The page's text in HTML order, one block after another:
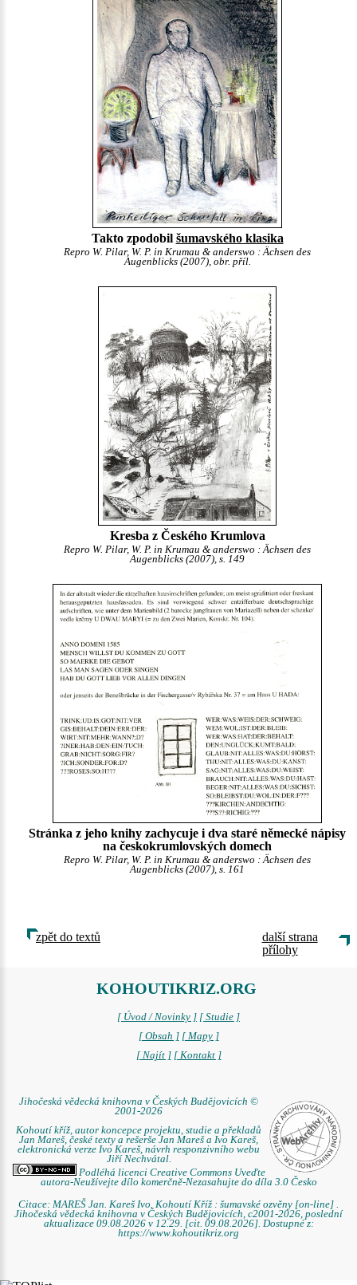
Takto zpodobil šumavského klasika
Repro W. Pilar, W. P. in Krumau & anderswo : Ächsen des
Augenblicks (2007), obr. příl.
Kresba z Českého Krumlova
Repro W. Pilar, W. P. in Krumau & anderswo : Ächsen des
Augenblicks (2007), s. 149
Stránka z jeho knihy zachycuje i dva staré německé nápisy
na českokrumlovských domech
Repro W. Pilar, W. P. in Krumau & anderswo : Ächsen des
Augenblicks (2007), s. 161
zpět do textů
další strana
přílohy
KOHOUTIKRIZ.ORG
[ Úvod / Novinky ] [ Studie ]
[ Obsah ] [ Mapy ]
[ Najít ] [ Kontakt ]
Jihočeská vědecká knihovna v Českých Budějovicích ©
2001-2026
Kohoutí kříž, autor koncepce projektu, studie a překladů
Jan Mareš, české texty a rešerše Jan Mareš a Ivo Kareš,
elektronická verze Ivo Kareš, návrh responzivního webu
Jiří Nechvátal.
Podléhá licenci Creative Commons Uveďte
autora-Neužívejte dílo komerčně-Nezasahujte do díla 3.0 Česko
Citace: MAREŠ Jan. Kareš Ivo. Kohoutí Kříž : šumavské ozvěny [on-line] .
Jihočeská vědecká knihovna v Českých Budějovicích, c2001-2026, poslední
aktualizace 09.08.2026 v 12.29. [cit. 09.08.2026]. Dostupné z:
https://www.kohoutikriz.org